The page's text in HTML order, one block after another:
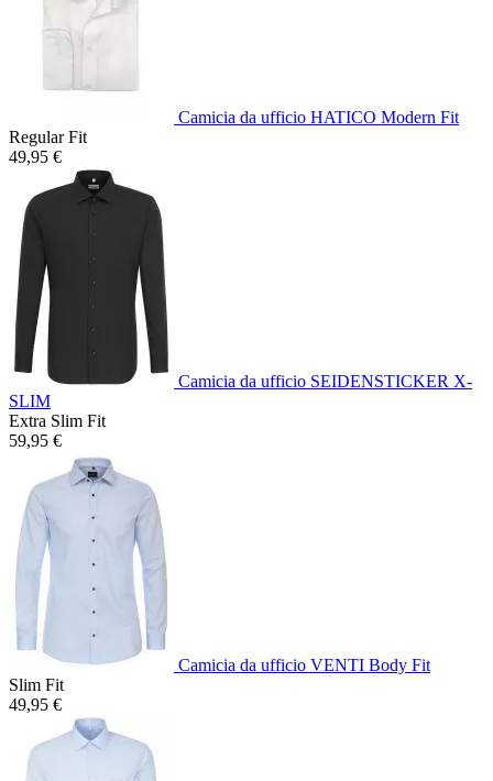
Camicia da ufficio HATICO Modern Fit
Regular Fit
49,95 €
Camicia da ufficio SEIDENSTICKER X-
SLIM
Extra Slim Fit
59,95 €
Camicia da ufficio VENTI Body Fit
Slim Fit
49,95 €